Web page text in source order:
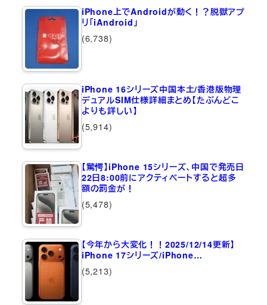
iPhone上でAndroidが動く！？脱獄アプ
リ「iAndroid」
(6,738)
iPhone 16シリーズ中国本土/香港版物理
デュアルSIM仕様詳細まとめ【たぶんどこ
よりも詳しい】
(5,914)
【驚愕】iPhone 15シリーズ、中国で発売日
22日8:00前にアクティベートすると超多
額の罰金が！
(5,478)
【今年から大変化！！2025/12/14更新】
iPhone 17シリーズ/iPhone…
(5,213)